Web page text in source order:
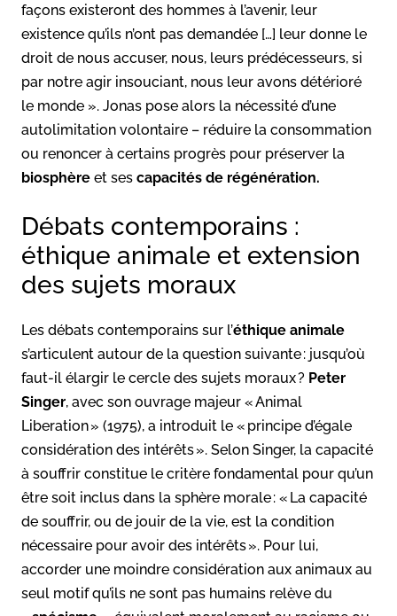
façons existeront des hommes à l’avenir, leur
existence qu’ils n’ont pas demandée […] leur donne le
droit de nous accuser, nous, leurs prédécesseurs, si
par notre agir insouciant, nous leur avons détérioré
le monde ». Jonas pose alors la nécessité d’une
autolimitation volontaire – réduire la consommation
ou renoncer à certains progrès pour préserver la
biosphère et ses capacités de régénération.
Débats contemporains :
éthique animale et extension
des sujets moraux
Les débats contemporains sur l’éthique animale
s’articulent autour de la question suivante : jusqu’où
faut-il élargir le cercle des sujets moraux ? Peter
Singer, avec son ouvrage majeur « Animal
Liberation » (1975), a introduit le « principe d’égale
considération des intérêts ». Selon Singer, la capacité
à souffrir constitue le critère fondamental pour qu’un
être soit inclus dans la sphère morale : « La capacité
de souffrir, ou de jouir de la vie, est la condition
nécessaire pour avoir des intérêts ». Pour lui,
accorder une moindre considération aux animaux au
seul motif qu’ils ne sont pas humains relève du